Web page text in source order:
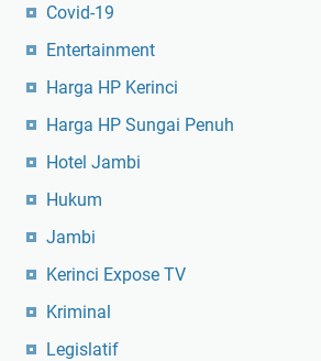
Covid-19
Entertainment
Harga HP Kerinci
Harga HP Sungai Penuh
Hotel Jambi
Hukum
Jambi
Kerinci Expose TV
Kriminal
Legislatif